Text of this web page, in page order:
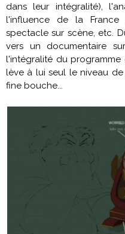
dans leur intégralité),
l'influence de la France
spectacle sur scène, etc.
vers un documentaire
l'intégralité du
lève à lui seul le niveau
fine bouche...